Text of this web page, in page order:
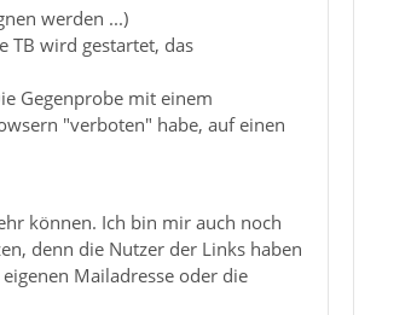
werden ...)
TB wird gestartet, das
Gegenprobe mit einem
"verboten" habe, auf einen
können. Ich bin mir auch noch
denn die Nutzer der Links haben
Mailadresse oder die